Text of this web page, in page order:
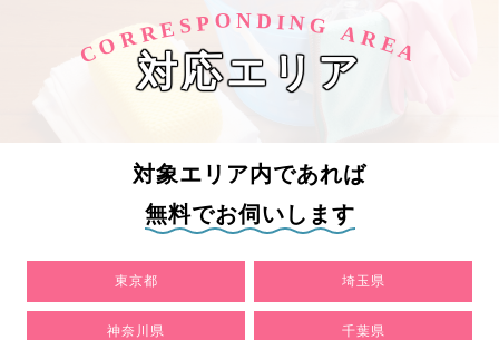
に定め、その目的達成に必要な限度において個人
情報を収集いたします。お客様からの当社サービ
スに関するお問い合わせ、申込み、サービス提供
提供いただけるようお願い致します。
【個人情報の利用目的について】
当社は、以下に記載する目的でお客様の個人情報
を利用させていただきます。個人情報の利用範囲
に関しては、次項目「第三者への開示について」
をご確認ください。
CORRESPOND ING AREA
対応エリア
対象エリア内であれば
無料でお伺いします
東京都 埼玉県
神奈川県 千葉県